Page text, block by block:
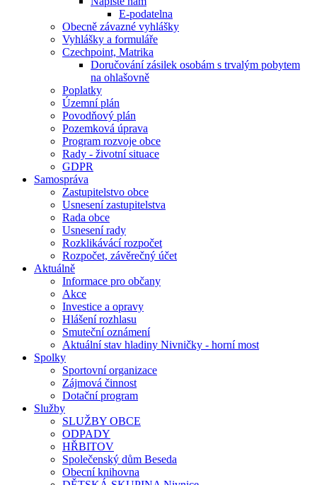
E-podatelna
Obecně závazné vyhlášky
Vyhlášky a formuláře
Czechpoint, Matrika
Doručování zásilek osobám s trvalým pobytem
na ohlašovně
Poplatky
Územní plán
Povodňový plán
Pozemková úprava
Program rozvoje obce
Rady - životní situace
GDPR
Samospráva
Zastupitelstvo obce
Usnesení zastupitelstva
Rada obce
Usnesení rady
Rozklikávácí rozpočet
Rozpočet, závěrečný účet
Aktuálně
Informace pro občany
Akce
Investice a opravy
Hlášení rozhlasu
Smuteční oznámení
Aktuální stav hladiny Nivničky - horní most
Spolky
Sportovní organizace
Zájmová činnost
Dotační program
Služby
SLUŽBY OBCE
ODPADY
HŘBITOV
Společenský dům Beseda
Obecní knihovna